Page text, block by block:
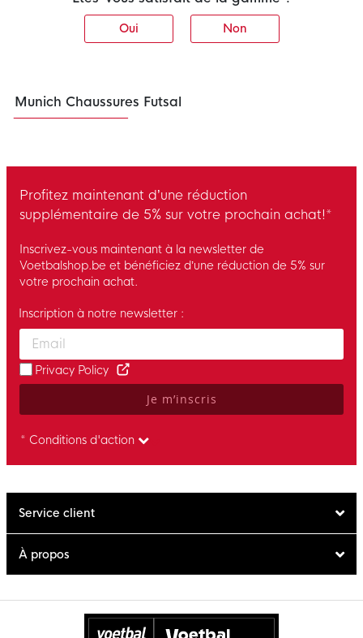
Oui Non
Munich Chaussures Futsal
Profitez maintenant d’une réduction
supplémentaire de 5% sur votre prochain achat!*
Inscrivez-vous maintenant à la newsletter de
Voetbalshop.be et bénéficiez d’une réduction de 5% sur
votre prochain achat.
Enter your email and accept the privacy policy to subscribe to
Inscription à notre newsletter :
Privacy Policy
Je m’inscris
* Conditions d'action
Service client
À propos